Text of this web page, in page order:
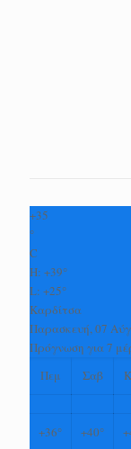
+35
°
C
H: +39°
L: +25°
Καρδίτσα
Παρασκευή, 07
Πρόγνωση για 7
Πεμ
Σαβ
+36° +40° +